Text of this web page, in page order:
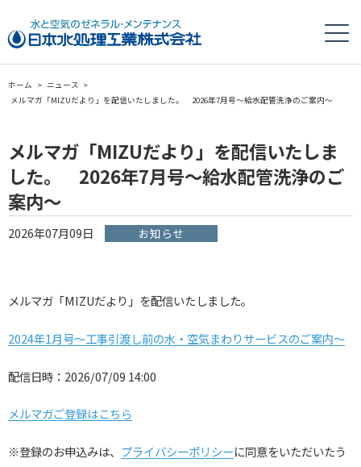
ホーム > ニュース >
メルマガ「MIZUだより」を配信いたしました。 2026年7月号～給水配管洗浄のご案内～
メルマガ「MIZUだより」を配信いたしま
した。 2026年7月号～給水配管洗浄のご
案内～
2026年07月09日 お知らせ
メルマガ「MIZUだより」を配信いたしました。
2024年1月号～工事引渡し前の水・空気まわりサービスのご案内～
配信日時：2026/07/09 14:00
メルマガご登録はこちら
※登録のお申込みは、 プライバシーポリシーに同意をいただいたう